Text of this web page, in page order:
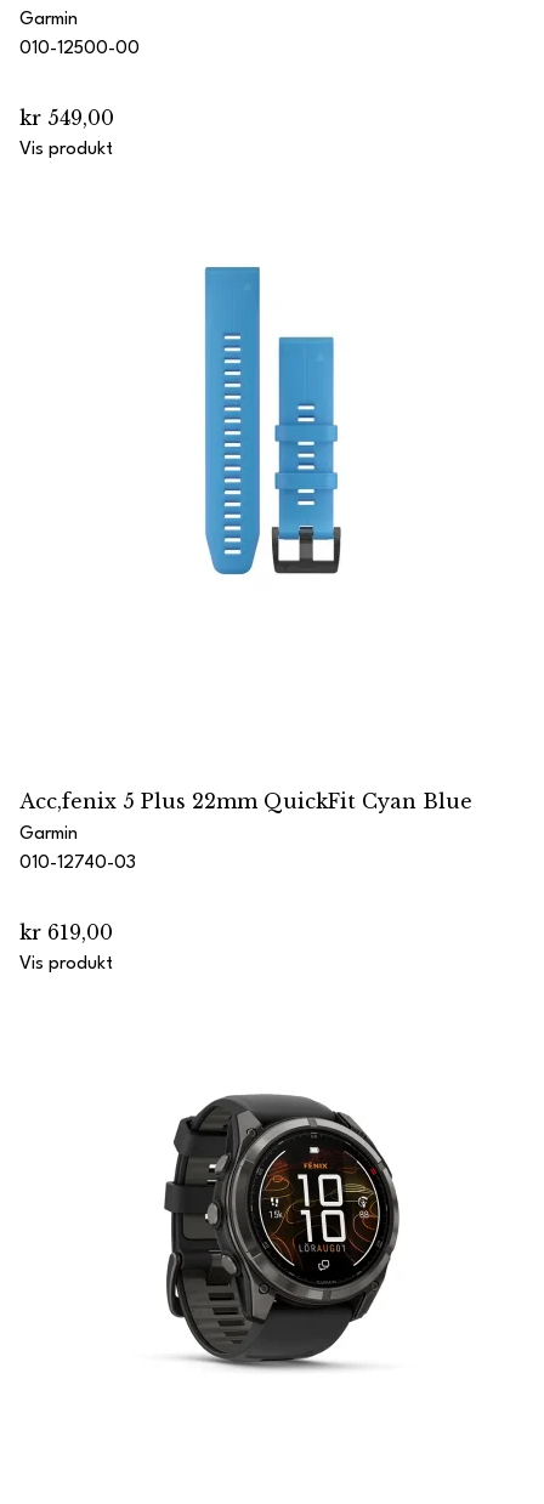
Garmin
010-12500-00
kr 549,00
Vis produkt
Acc,fenix 5 Plus 22mm QuickFit Cyan Blue
Garmin
010-12740-03
kr 619,00
Vis produkt